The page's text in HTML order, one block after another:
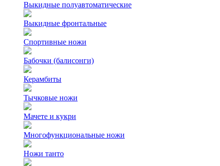
Выкидные полуавтоматические
Выкидные фронтальные
Спортивные ножи
Бабочки (балисонги)
Керамбиты
Тычковые ножи
Мачете и кукри
Многофункциональные ножи
Ножи танто